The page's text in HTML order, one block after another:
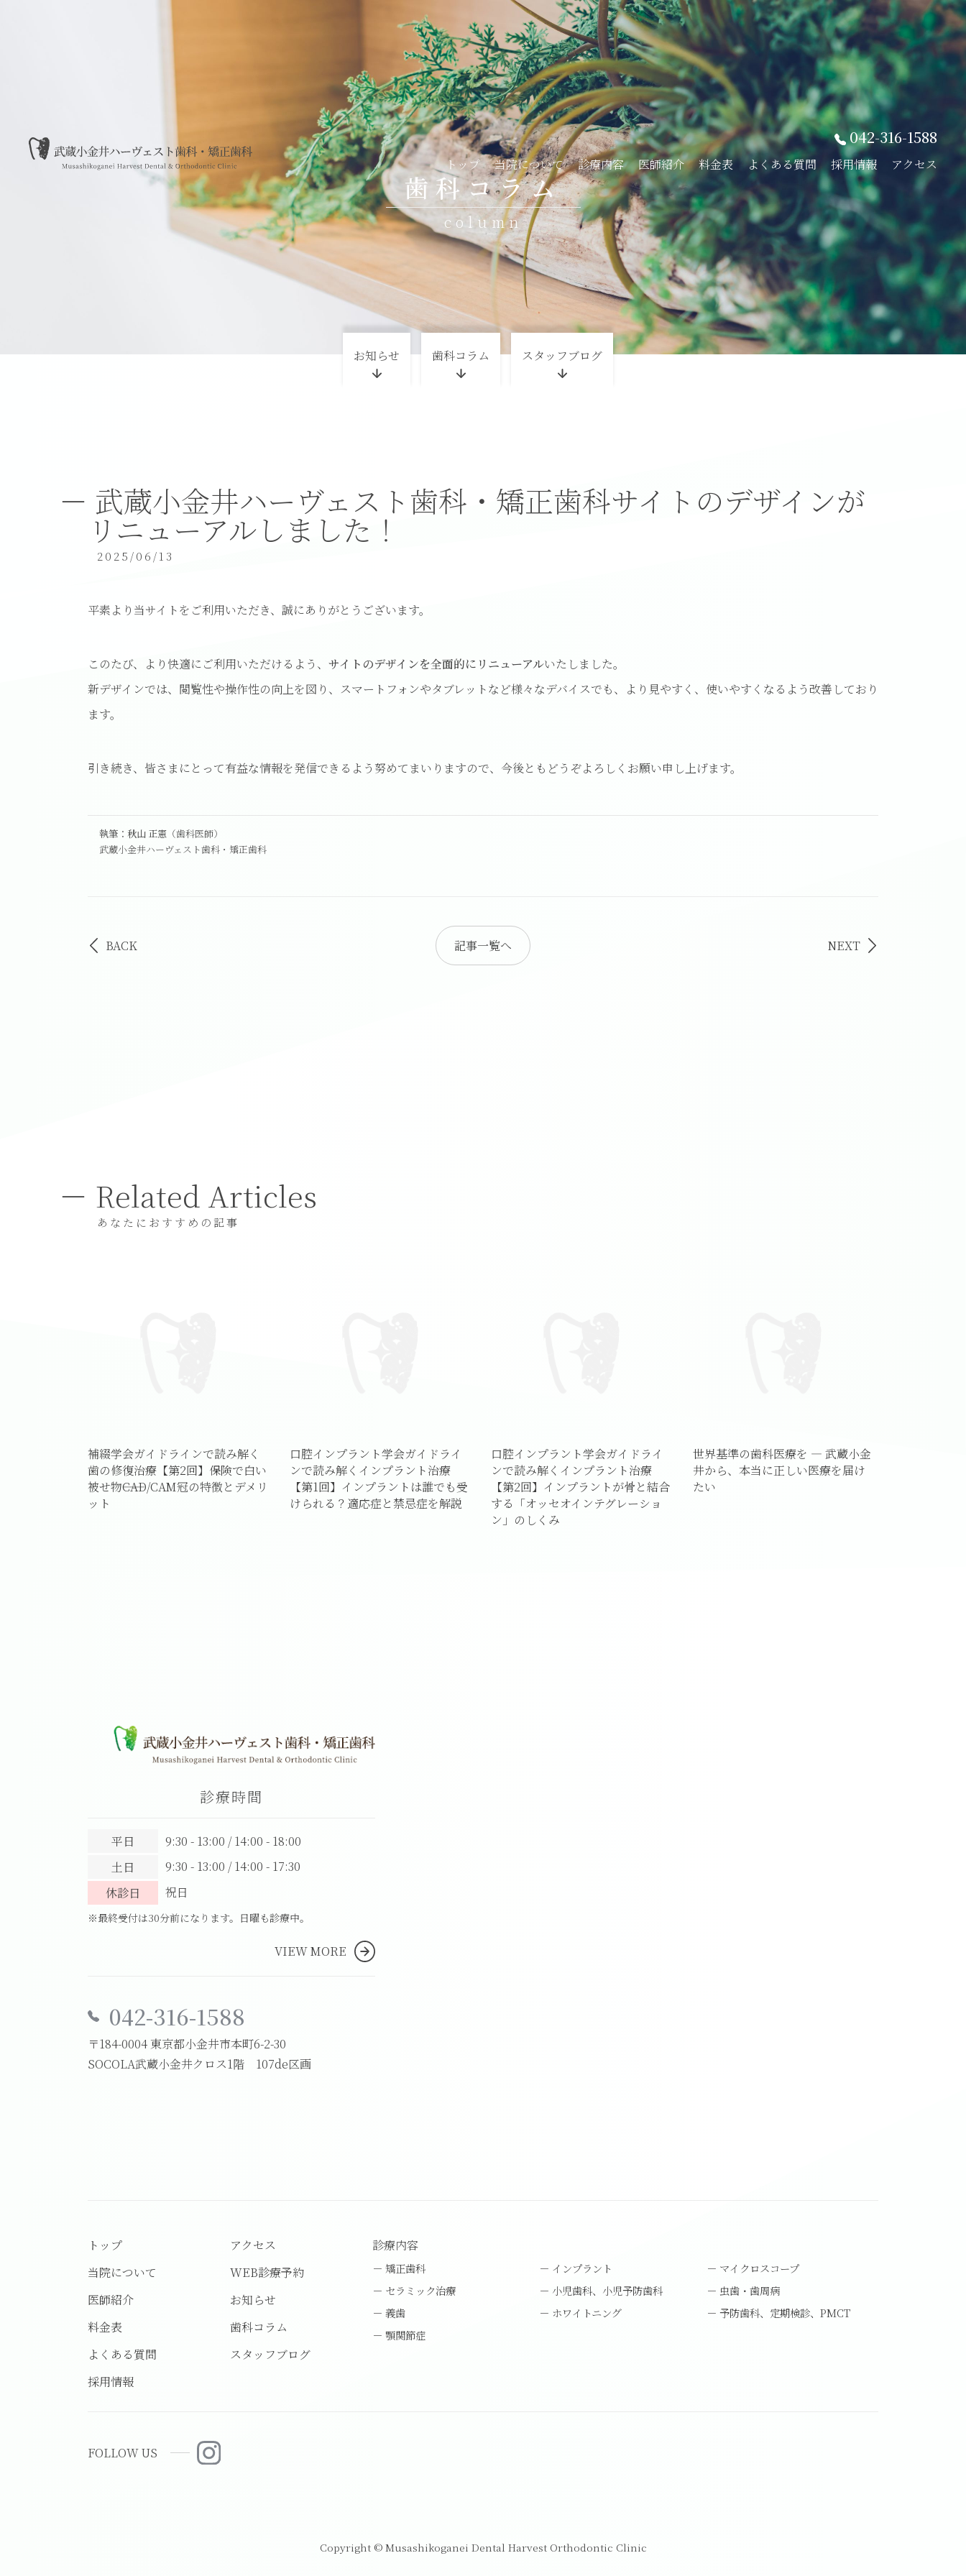
武蔵小金井ハーヴェスト歯科・矯正歯科サイトのデザインがリニューアルしました！ 042-316-1588
トップ 当院について 診療内容 医師紹介 料金表 よくある質問 採用情報 アクセス
歯科コラム
column
お知らせ 歯科コラム スタッフブログ
武蔵小金井ハーヴェスト歯科・矯正歯科サイトのデザインが
リニューアルしました！
2025/06/13
平素より当サイトをご利用いただき、誠にありがとうございます。
このたび、より快適にご利用いただけるよう、 サイトのデザインを全面的にリニューアルいたしました。
新デザインでは、閲覧性や操作性の向上を図り、スマートフォンやタブレットなど様々なデバイスでも、より見やすく、使いやすくなるよう改善しており
ます。
引き続き、皆さまにとって有益な情報を発信できるよう努めてまいりますので、今後ともどうぞよろしくお願い申し上げます。
執筆：秋山 正憲 （歯科医師）
武蔵小金井ハーヴェスト歯科・矯正歯科
BACK 記事一覧へ NEXT
Related Articles
あなたにおすすめの記事
補綴学会ガイドラインで読み解く
歯の修復治療【第2回】保険で白い
被せ物――CAD/CAM冠の特徴とデメリ
ット
口腔インプラント学会ガイドライ
ンで読み解くインプラント治療
【第1回】インプラントは誰でも受
けられる？適応症と禁忌症を解説
口腔インプラント学会ガイドライ
ンで読み解くインプラント治療
【第2回】インプラントが骨と結合
する「オッセオインテグレーショ
ン」のしくみ
世界基準の歯科医療を ― 武蔵小金
井から、本当に正しい医療を届け
たい
診療時間
平日
9:30 - 13:00 / 14:00 - 18:00
土日
9:30 - 13:00 / 14:00 - 17:30
休診日
祝日
※最終受付は30分前になります。日曜も診療中。
VIEW MORE
042-316-1588
〒184-0004 東京都小金井市本町6-2-30
SOCOLA武蔵小金井クロス1階 107de区画
トップ
当院について
医師紹介
料金表
よくある質問
採用情報
アクセス
WEB診療予約
お知らせ
歯科コラム
スタッフブログ
診療内容
矯正歯科 インプラント
マイクロスコープ
セラミック治療
小児歯科、小児予防歯科
虫歯・歯周病
義歯
ホワイトニング
予防歯科、定期検診、PMCT
顎関節症
FOLLOW US
Copyright © Musashikoganei Dental Harvest Orthodontic Clinic